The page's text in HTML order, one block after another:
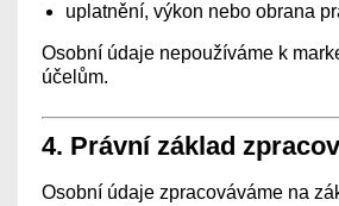
uplatnění, výkon nebo obrana
Osobní údaje nepoužíváme k
účelům.
4. Právní základ
Osobní údaje zpracováváme na